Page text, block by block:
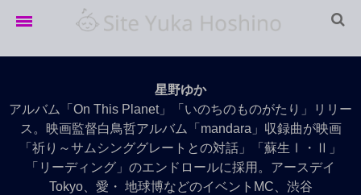
LIVE info
LIVE Archives
Movie
星野ゆか
アルバム「On This Planet」「いのちのものがたり」リリー
ス。映画監督白鳥哲アルバム「mandara」収録曲が映画
「祈り～サムシンググレートとの対話」「蘇生Ⅰ・Ⅱ」
「リーディング」のエンドロールに採用。アースデイ
Tokyo、愛・ 地球博などのイベントMC、渋谷